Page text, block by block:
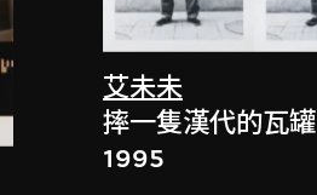
艾未未
摔一隻漢代的瓦罐
1995